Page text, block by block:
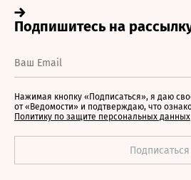
Нажимая кнопку «Подписаться», я даю
от «Ведомости» и подтверждаю, что
Политику по защите персональных данных